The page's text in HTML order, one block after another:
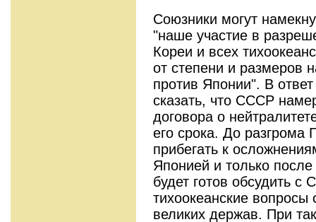
Союзники могут
"наше участие в
Кореи и всех
от степени и размеров
против Японии". В
сказать, что СССР
договора о
его срока. До
прибегать к
Японией и только
будет готов обсудить
тихоокеанские вопросы
великих держав. При